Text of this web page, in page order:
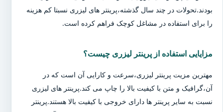
بودند.تحولات در چند سال گذشته،پرینتر های لیزری نسبتا کم هزینه
را برای استفاده در مشاغل کوچک فراهم کرده است.
مزایایی استفاده از پرینتر لیزری چیست؟
مهترین مزیت پرینتر لیزری،سرعت و کارایی آن است که در
آن،گرافیک و متن با کیفیت بالا را چاپ می کند.پرینتر های لیزری
نسبت به سایر پرینتر ها دارای خروجی با کیفیت بالا هستند.پرینتر